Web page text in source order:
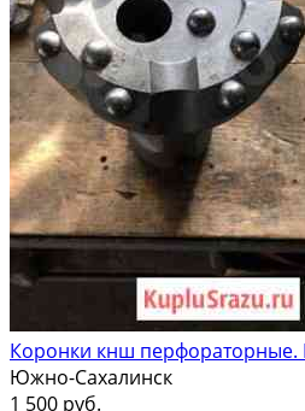
Коронки кнш перфораторные.
Южно-Сахалинск
1 500 руб.